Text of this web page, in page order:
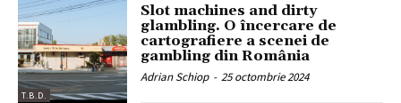
T.B.D.
Slot machines and dirty
glambling. O încercare de
cartografiere a scenei de
gambling din România
Adrian Schiop - 25 octombrie 2024